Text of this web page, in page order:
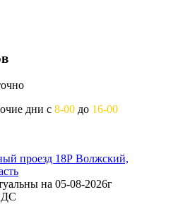
дни с 8-00 до 16-00
проезд 18Р Волжский,
на 05-08-2026г